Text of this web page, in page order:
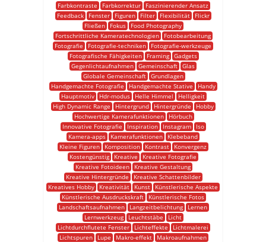
Farbkontraste
Farbkorrektur
Faszinierender Ansatz
Feedback
Fenster Figuren Filter Flexibilität
Flickr
Fließen
Fokus
Food Photography
Fortschrittliche Kameratechnologien
Fotobearbeitung
Fotografie
Fotografie-techniken
Fotografie-werkzeuge
Fotografische Fähigkeiten
Framing
Gadgets
Gegenlichtaufnahmen Gemeinschaft Glas
Globale Gemeinschaft
Grundlagen
Handgemachte Fotografie
Handgemachte Stative
Handy
Hauptmotiv
Hdr-modus Helle Himmel
Helligkeit
High Dynamic Range
Hintergrund Hintergründe
Hobby
Hochwertige Kamerafunktionen
Hörbuch
Innovative Fotografie
Inspiration Instagram
Iso
Kamera-apps
Kamerafunktionen
Klebeband
Kleine Figuren
Komposition Kontrast
Konvergenz
Kostengünstig
Kreative
Kreative Fotografie
Kreative Fotoideen
Kreative Gestaltung
Kreative Hintergründe
Kreative Schattenbilder
Kreatives Hobby
Kreativität Kunst
Künstlerische Aspekte
Künstlerische Ausdruckskraft
Künstlerische Fotos
Landschaftsaufnahmen
Langzeitbelichtung
Lernen
Lernwerkzeug
Leuchtstäbe
Licht
Lichtdurchflutete Fenster
Lichteffekte
Lichtmalerei
Lichtspuren
Lupe Makro-effekt
Makroaufnahmen